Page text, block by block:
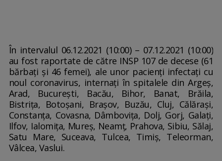
În intervalul 06.12.2021 (10:00) – 07.12.2021 (10:00)
au fost raportate de către INSP 107 de decese (61
bărbați și 46 femei), ale unor pacienți infectați cu
noul coronavirus, internați în spitalele din Argeș,
Arad, București, Bacău, Bihor, Banat, Brăila,
Bistrița, Botoșani, Brașov, Buzău, Cluj, Călărași,
Constanța, Covasna, Dâmbovița, Dolj, Gorj, Galați,
Ilfov, Ialomița, Mureș, Neamț, Prahova, Sibiu, Sălaj,
Satu Mare, Suceava, Tulcea, Timiș, Teleorman,
Vâlcea, Vaslui.